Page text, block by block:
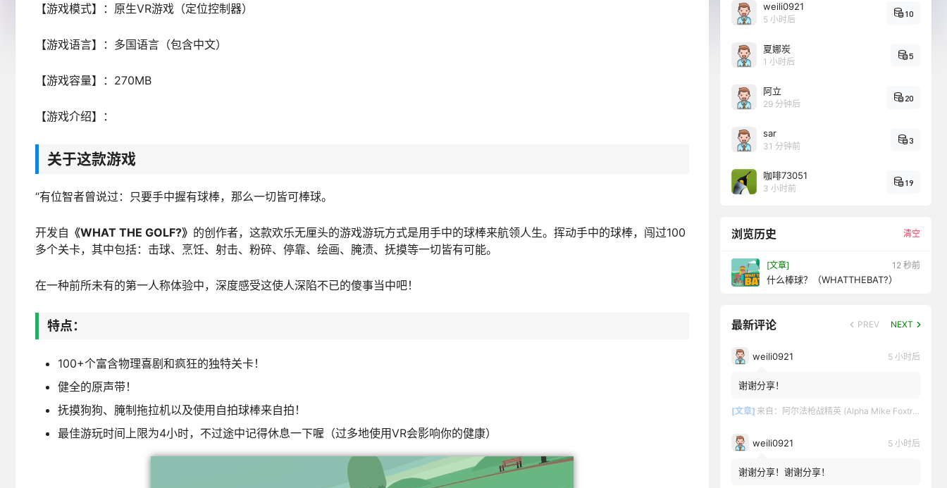
【游戏模式】：原生VR游戏（定位控制器）
【游戏语言】：多国语言（包含中文）
【游戏容量】：270MB
【游戏介绍】：
关于这款游戏
“有位智者曾说过：只要手中握有球棒，那么一切皆可棒球。
开发自 《WHAT THE GOLF?》 的创作者，这款欢乐无厘头的游戏游玩方式是用手中的球棒来航领人生。挥动手中的球棒，闯过100
多个关卡，其中包括：击球、烹饪、射击、粉碎、停靠、绘画、腌渍、抚摸等一切皆有可能。
在一种前所未有的第一人称体验中，深度感受这使人深陷不已的傻事当中吧！
特点：
100+个富含物理喜剧和疯狂的独特关卡！
健全的原声带！
抚摸狗狗、腌制拖拉机以及使用自拍球棒来自拍！
最佳游玩时间上限为4小时，不过途中记得休息一下喔（过多地使用VR会影响你的健康）
weili0921
5 小时后
10
夏娜炭
1 小时后
5
阿立
29 分钟后
20
sar
31 分钟前
3
咖啡73051
3 小时前
19
浏览历史 清空
[文章] 13 秒前
什么棒球？（WHATTHEBAT?）
最新评论 PREV NEXT
weili0921 5 小时后
谢谢分享！
[文章] 来自： 阿尔法枪战精英 (Alpha Mike Foxtrot VR – AMF VR)
weili0921 5 小时后
谢谢分享！谢谢分享！